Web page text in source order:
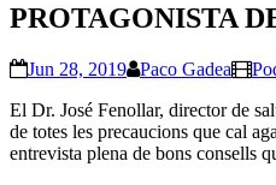
PROTAGONISTA
Jun 28, 2019 Paco Gadea
El Dr. José Fenollar, director de
de totes les precaucions que cal
entrevista plena de bons consells